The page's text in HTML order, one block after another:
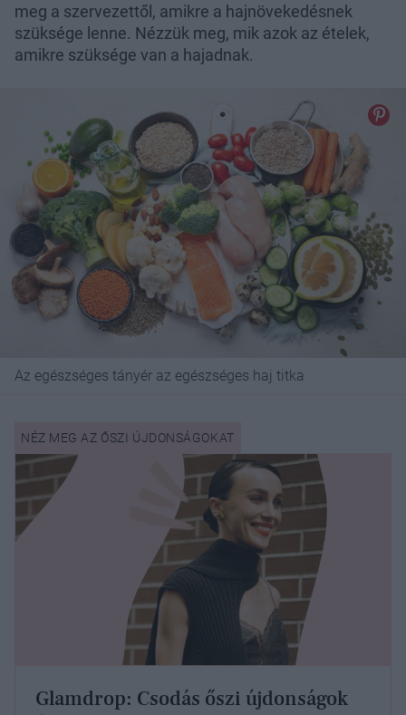
meg a szervezettől, amikre a hajnövekedésnek
szüksége lenne. Nézzük meg, mik azok az ételek,
amikre szüksége van a hajadnak.
Az egészséges tányér az egészséges haj titka
Glamdrop: Csodás őszi újdonságok